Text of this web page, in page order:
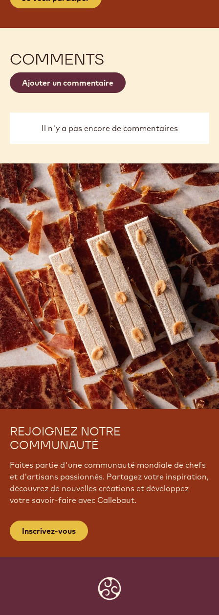
COMMENTS
Ajouter un commentaire
Il n'y a pas encore de commentaires
REJOIGNEZ NOTRE
COMMUNAUTÉ
Faites partie d'une communauté mondiale de chefs
et d'artisans passionnés. Partagez votre inspiration,
découvrez de nouvelles créations et développez
votre savoir-faire avec Callebaut.
Inscrivez-vous